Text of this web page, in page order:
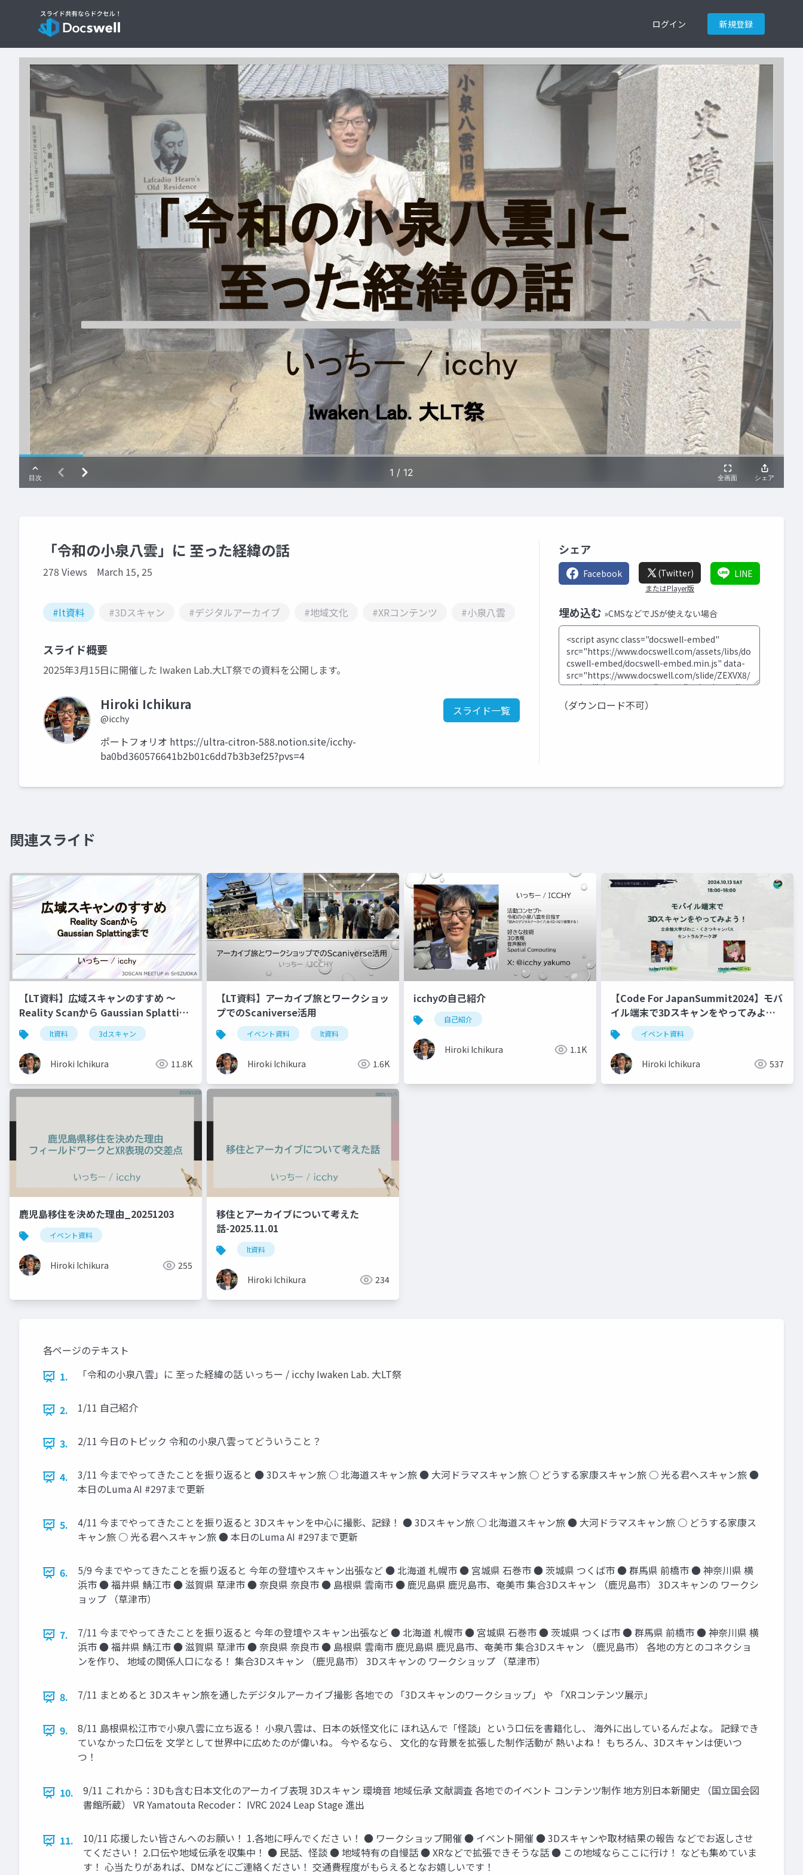
ログイン 新規登録
「令和の小泉八雲」に 至った経緯の話
278 Views March 15, 25
#lt資料 #3Dスキャン #デジタルアーカイブ #地域文化 #XRコンテンツ #小泉八雲
スライド概要
2025年3月15日に開催した Iwaken Lab.大LT祭での資料を公開します。
Hiroki Ichikura
@icchy
スライド一覧
ポートフォリオ https://ultra-citron-588.notion.site/icchy-
ba0bd360576641b2b01c6dd7b3b3ef25?pvs=4
シェア
Facebook (Twitter)
またはPlayer版
LINE
埋め込む »CMSなどでJSが使えない場合
（ダウンロード不可）
関連スライド
【LT資料】広域スキャンのすすめ 〜
Reality Scanから Gaussian Splatting
まで〜lt資料 3dスキャン
Hiroki Ichikura 11.8K
【LT資料】アーカイブ旅とワークショッ
プでのScaniverse活用
イベント資料 lt資料
Hiroki Ichikura 1.6K
icchyの自己紹介
自己紹介
Hiroki Ichikura 1.1K
【Code For JapanSummit2024】モバ
イル端末で3Dスキャンをやってみよ
う！
イベント資料
Hiroki Ichikura 537
鹿児島移住を決めた理由_20251203
イベント資料
Hiroki Ichikura 255
移住とアーカイブについて考えた
話-2025.11.01
lt資料
Hiroki Ichikura 234
各ページのテキスト
1.
「令和の小泉八雲」に 至った経緯の話 いっちー / icchy Iwaken Lab. 大LT祭
2. 1/11 自己紹介
3. 2/11 今日のトピック 令和の小泉八雲ってどういうこと？
4.
3/11 今までやってきたことを振り返ると ● 3Dスキャン旅 ○ 北海道スキャン旅 ● 大河ドラマスキャン旅 ○ どうする家康スキャン旅 ○ 光る君へスキャン旅 ●
本日のLuma AI #297まで更新
5.
4/11 今までやってきたことを振り返ると 3Dスキャンを中心に撮影、記録！ ● 3Dスキャン旅 ○ 北海道スキャン旅 ● 大河ドラマスキャン旅 ○ どうする家康ス
キャン旅 ○ 光る君へスキャン旅 ● 本日のLuma AI #297まで更新
6.
5/9 今までやってきたことを振り返ると 今年の登壇やスキャン出張など ● 北海道 札幌市 ● 宮城県 石巻市 ● 茨城県 つくば市 ● 群馬県 前橋市 ● 神奈川県 横
浜市 ● 福井県 鯖江市 ● 滋賀県 草津市 ● 奈良県 奈良市 ● 島根県 雲南市 ● 鹿児島県 鹿児島市、奄美市 集合3Dスキャン （鹿児島市） 3Dスキャンの ワークシ
ョップ （草津市）
7.
7/11 今までやってきたことを振り返ると 今年の登壇やスキャン出張など ● 北海道 札幌市 ● 宮城県 石巻市 ● 茨城県 つくば市 ● 群馬県 前橋市 ● 神奈川県 横
浜市 ● 福井県 鯖江市 ● 滋賀県 草津市 ● 奈良県 奈良市 ● 島根県 雲南市 鹿児島県 鹿児島市、奄美市 集合3Dスキャン （鹿児島市） 各地の方とのコネクショ
ンを作り、 地域の関係人口になる！ 集合3Dスキャン （鹿児島市） 3Dスキャンの ワークショップ （草津市）
8. 7/11 まとめると 3Dスキャン旅を通したデジタルアーカイブ撮影 各地での 「3Dスキャンのワークショップ」 や 「XRコンテンツ展示」
9.
8/11 島根県松江市で小泉八雲に立ち返る！ 小泉八雲は、日本の妖怪文化に ほれ込んで「怪談」という口伝を書籍化し、 海外に出しているんだよな。 記録でき
ていなかった口伝を 文学として世界中に広めたのが偉いね。 今やるなら、 文化的な背景を拡張した制作活動が 熱いよね！ もちろん、3Dスキャンは使いつ
つ！
10.
9/11 これから：3Dも含む日本文化のアーカイブ表現 3Dスキャン 環境音 地域伝承 文献調査 各地でのイベント コンテンツ制作 地方別日本新聞史 （国立国会図
書館所蔵） VR Yamatouta Recoder： IVRC 2024 Leap Stage 進出
11.
10/11 応援したい皆さんへのお願い！ 1.各地に呼んでくださ い！ ● ワークショップ開催 ● イベント開催 ● 3Dスキャンや取材結果の報告 などでお返しさせ
てください！ 2.口伝や地域伝承を収集中！ ● 民話、怪談 ● 地域特有の自慢話 ● XRなどで拡張できそうな話 ● この地域ならここに行け！ なども集めていま
す！ 心当たりがあれば、DMなどにご連絡ください！ 交通費程度がもらえるとなお嬉しいです！